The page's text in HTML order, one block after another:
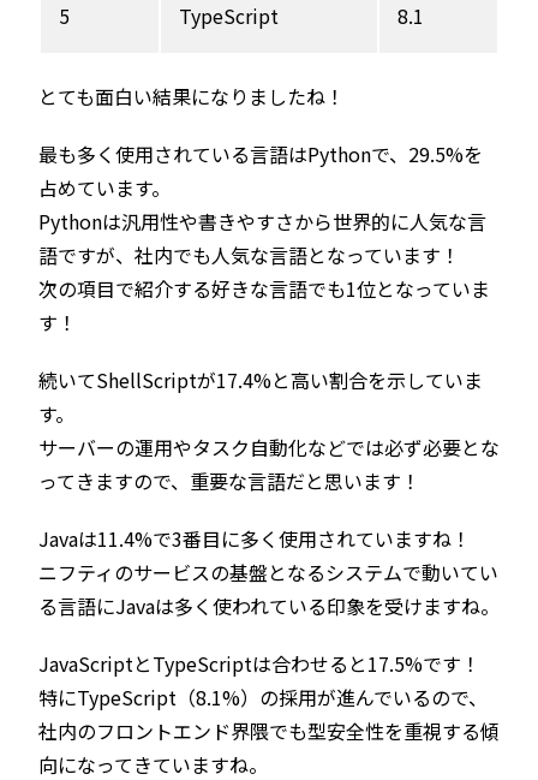
5 TypeScript 8.1
とても面白い結果になりましたね！
最も多く使用されている言語はPythonで、29.5%を
占めています。
Pythonは汎用性や書きやすさから世界的に人気な言
語ですが、社内でも人気な言語となっています！
次の項目で紹介する好きな言語でも1位となっていま
す！
続いてShellScriptが17.4%と高い割合を示していま
す。
サーバーの運用やタスク自動化などでは必ず必要とな
ってきますので、重要な言語だと思います！
Javaは11.4%で3番目に多く使用されていますね！
ニフティのサービスの基盤となるシステムで動いてい
る言語にJavaは多く使われている印象を受けますね。
JavaScriptとTypeScriptは合わせると17.5%です！
特にTypeScript（8.1%）の採用が進んでいるので、
社内のフロントエンド界隈でも型安全性を重視する傾
向になってきていますね。